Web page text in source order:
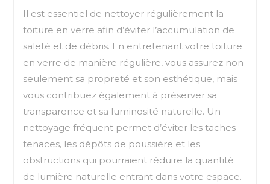
Il est essentiel de nettoyer régulièrement la
toiture en verre afin d’éviter l’accumulation de
saleté et de débris. En entretenant votre toiture
en verre de manière régulière, vous assurez non
seulement sa propreté et son esthétique, mais
vous contribuez également à préserver sa
transparence et sa luminosité naturelle. Un
nettoyage fréquent permet d’éviter les taches
tenaces, les dépôts de poussière et les
obstructions qui pourraient réduire la quantité
de lumière naturelle entrant dans votre espace.